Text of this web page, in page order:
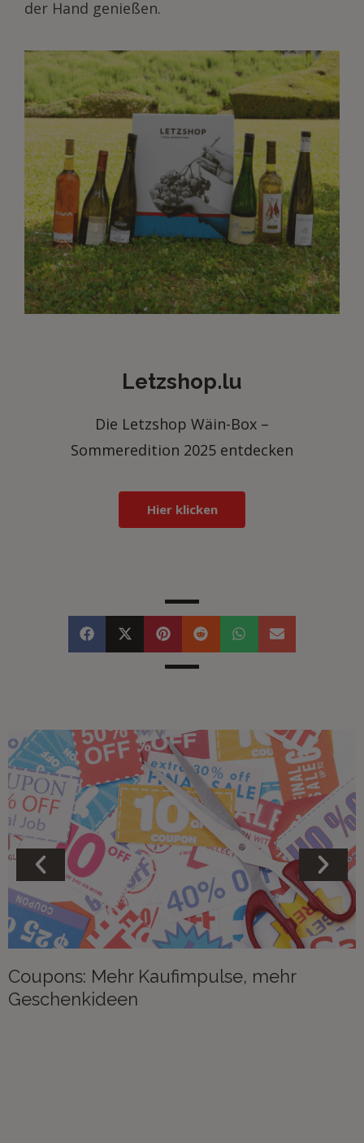
der Hand genießen.
Letzshop.lu
Die Letzshop Wäin-Box –
Sommeredition 2025 entdecken
Hier klicken
Coupons: Mehr Kaufimpulse, mehr
Geschenkideen